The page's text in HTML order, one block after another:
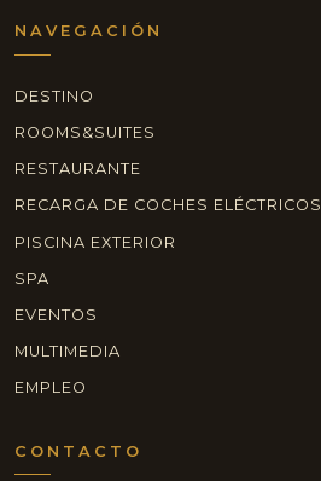
NAVEGACIÓN
DESTINO
ROOMS&SUITES
RESTAURANTE
RECARGA DE COCHES ELÉCTRICOS
PISCINA EXTERIOR
SPA
EVENTOS
MULTIMEDIA
EMPLEO
CONTACTO